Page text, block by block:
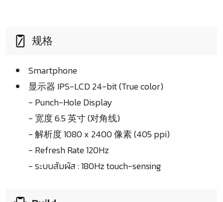
规格
Smartphone
显示器 IPS-LCD 24-bit (True color)
- Punch-Hole Display
- 宽度 6.5 英寸 (对角线)
- 解析度 1080 x 2400 像素 (405 ppi)
- Refresh Rate 120Hz
- ระบบสัมผัส : 180Hz touch-sensing